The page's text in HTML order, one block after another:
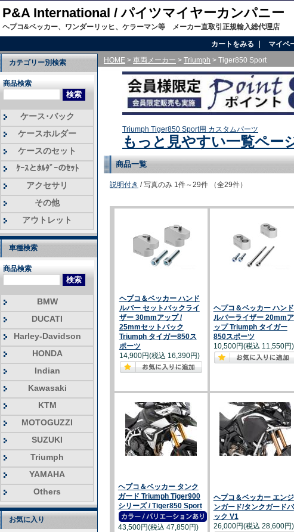
P&A International / パイツマイヤーカンパニー
ヘプコ&ベッカー、ワンダーリッヒ、ケラーマン等 メーカー直取引正規輸入総代理店
カートをみる マイペ
カテゴリー別検索
商品検索
ケース･バック
ケースホルダー
ケースのセット
ｹｰｽとﾎﾙﾀﾞｰのｾｯﾄ
アクセサリ
その他
アウトレット
車種検索
商品検索
BMW
DUCATI
Harley-Davidson
HONDA
Indian
Kawasaki
KTM
MOTOGUZZI
SUZUKI
Triumph
YAMAHA
Others
お気に入り
HOME > 車両メーカー > Triumph > Tiger850 Sport
Triumph Tiger850 Sport用 カスタムパーツ
もっと見やすい一覧ペー
商品一覧
説明付き / 写真のみ 1件～29件 （全29件）
ヘプコ＆ベッカー ハンド
ルバー セットバックライ
ザー 30mmアップ /
25mmセットバック
Triumph タイガー850ス
ポーツ
14,900円(税込 16,390円)
ヘプコ＆ベッカー ハンド
ルバーライザー 20mmア
ップ Triumph タイガー
850スポーツ
10,500円(税込 11,550円)
ヘプコ＆ベッカー タンク
ガード Triumph Tiger900
シリーズ / Tiger850 Sport
43,500円(税込 47,850円)
ヘプコ＆ベッカー エンジ
ンガード/タンクガードバ
ック V1
26,000円(税込 28,600円)